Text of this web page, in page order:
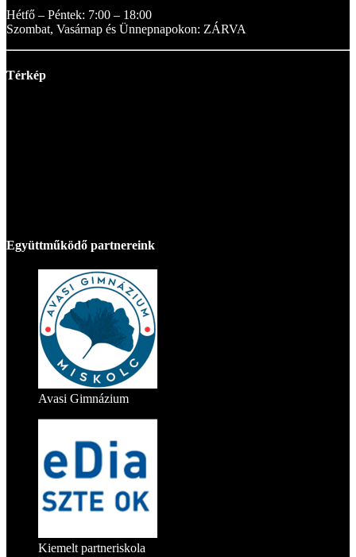
Hétfő – Péntek: 7:00 – 18:00
Szombat, Vasárnap és Ünnepnapokon: ZÁRVA
Térkép
Együttműködő partnereink
Avasi Gimnázium
Kiemelt partneriskola